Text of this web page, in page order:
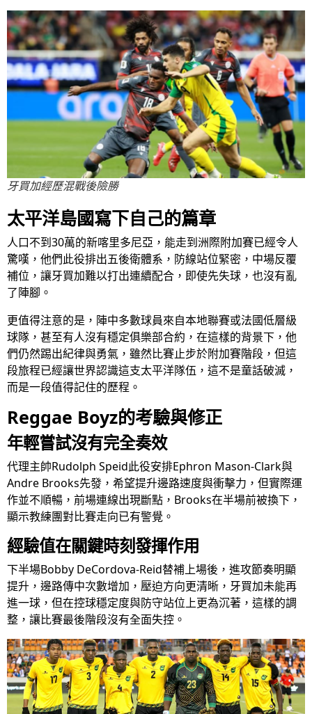
牙買加經歷混戰後險勝
太平洋島國寫下自己的篇章
人口不到30萬的新喀里多尼亞，能走到洲際附加賽已經令人
驚嘆，他們此役排出五後衛體系，防線站位緊密，中場反覆
補位，讓牙買加難以打出連續配合，即使先失球，也沒有亂
了陣腳。
更值得注意的是，陣中多數球員來自本地聯賽或法國低層級
球隊，甚至有人沒有穩定俱樂部合約，在這樣的背景下，他
們仍然踢出紀律與勇氣，雖然比賽止步於附加賽階段，但這
段旅程已經讓世界認識這支太平洋隊伍，這不是童話破滅，
而是一段值得記住的歷程。
Reggae Boyz的考驗與修正
年輕嘗試沒有完全奏效
代理主帥Rudolph Speid此役安排Ephron Mason-Clark與
Andre Brooks先發，希望提升邊路速度與衝擊力，但實際運
作並不順暢，前場連線出現斷點，Brooks在半場前被換下，
顯示教練團對比賽走向已有警覺。
經驗值在關鍵時刻發揮作用
下半場Bobby DeCordova-Reid替補上場後，進攻節奏明顯
提升，邊路傳中次數增加，壓迫方向更清晰，牙買加未能再
進一球，但在控球穩定度與防守站位上更為沉著，這樣的調
整，讓比賽最後階段沒有全面失控。